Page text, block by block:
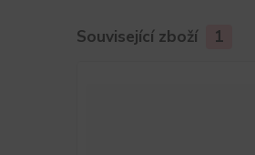
Související zboží 1